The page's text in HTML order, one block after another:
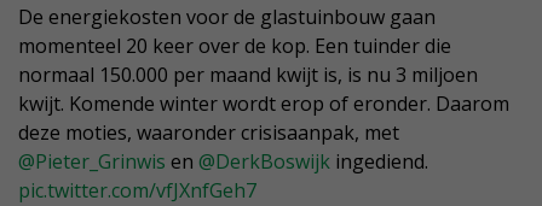
De energiekosten voor de glastuinbouw gaan
momenteel 20 keer over de kop. Een tuinder die
normaal 150.000 per maand kwijt is, is nu 3 miljoen
kwijt. Komende winter wordt erop of eronder. Daarom
deze moties, waaronder crisisaanpak, met
@Pieter_Grinwis en @DerkBoswijk ingediend.
pic.twitter.com/vfJXnfGeh7